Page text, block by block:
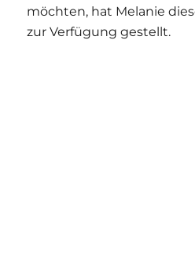
möchten, hat Melanie
zur Verfügung gestellt.